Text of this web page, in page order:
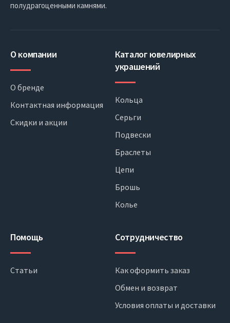
полудрагоценными камнями.
О компании
О бренде
Контактная информация
Скидки и акции
Каталог ювелирных
украшений
Кольца
Серьги
Подвески
Браслеты
Цепи
Брошь
Колье
Помощь
Статьи
Сотрудничество
Как оформить заказ
Обмен и возврат
Условия оплаты и доставки